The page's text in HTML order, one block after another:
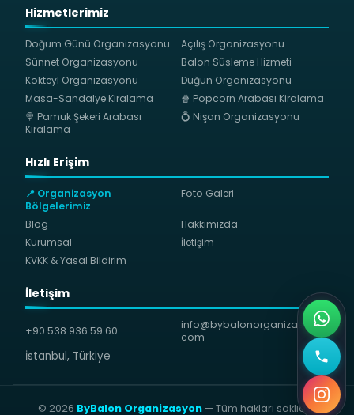
Hizmetlerimiz
Doğum Günü Organizasyonu
Açılış Organizasyonu
Sünnet Organizasyonu
Balon Süsleme Hizmeti
Kokteyl Organizasyonu
Düğün Organizasyonu
Masa-Sandalye Kiralama
🍿 Popcorn Arabası Kiralama
🍭 Pamuk Şekeri Arabası
Kiralama
💍 Nişan Organizasyonu
Hızlı Erişim
📍 Organizasyon
Bölgelerimiz
Foto Galeri
Blog
Hakkımızda
Kurumsal
İletişim
KVKK & Yasal Bildirim
İletişim
+90 538 936 59 60
info@bybalonorganizasyon.
com
İstanbul, Türkiye
© 2026 ByBalon Organizasyon — Tüm hakları saklıdır.